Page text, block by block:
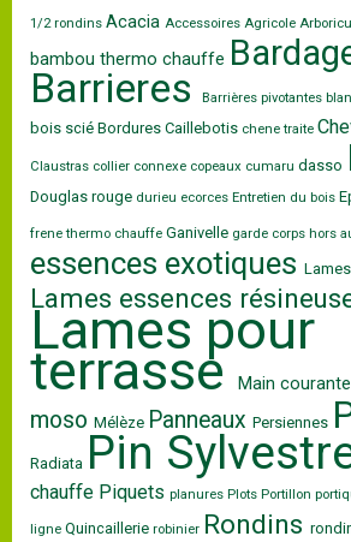
1/2 rondins Acacia Accessoires Agricole
bambou thermo chauffe
Barrieres Barrières pivotantes
bois scié Bordures Caillebotis chene traite
Claustras collier connexe copeaux cumaru dasso
Douglas rouge durieu ecorces Entretien du bois
frene thermo chauffe Ganivelle garde corps hors
essences exotiques
Lames essences
Lames pour
terrasse Main courante
moso Mélèze Panneaux Persiennes
Radiata Pin
chauffe Piquets planures Plots Portillon
ligne Quincaillerie robinier Rondins